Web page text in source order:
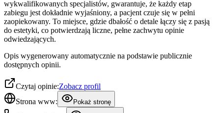
wykwalifikowanych specjalistów, gwarantuje, że każdy etap
zabiegu jest dokładnie wyjaśniony, a pacjent czuje się w pełni
zaopiekowany. To miejsce, gdzie dbałość o detale łączy się z pasją
do estetyki, co potwierdzają liczne, pełne zachwytu opinie
odwiedzających.
Opis wygenerowany automatycznie na podstawie publicznie
dostępnych opinii.
Czytaj opinie:Zobacz profil
Strona www:
Pokaż stronę